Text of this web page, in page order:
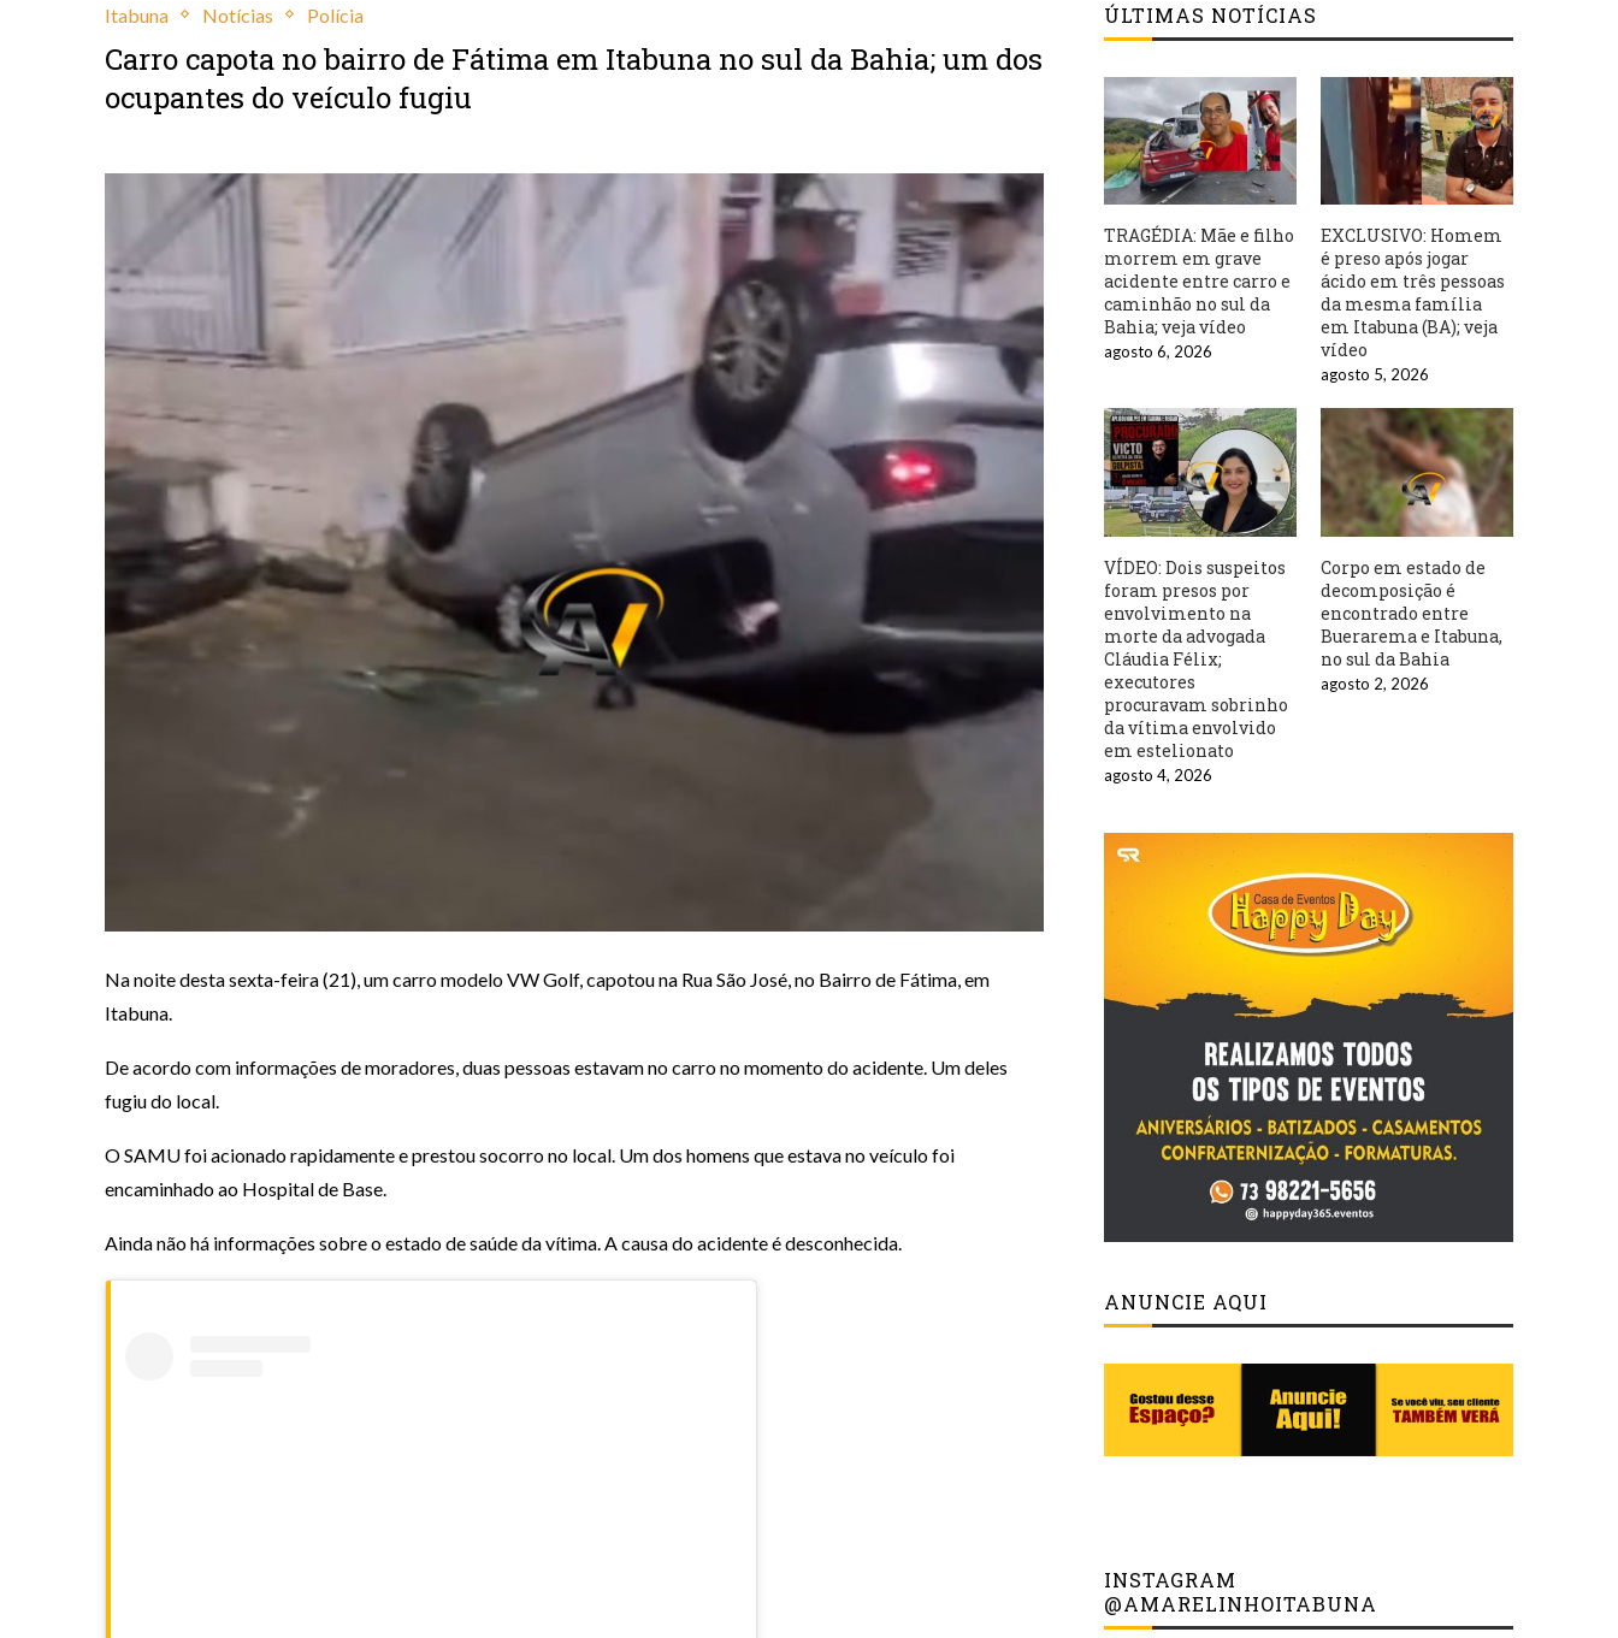
Itabuna Notícias Polícia
Carro capota no bairro de Fátima em Itabuna no sul da Bahia; um dos
ocupantes do veículo fugiu
Na noite desta sexta-feira (21), um carro modelo VW Golf, capotou na Rua São José, no Bairro de Fátima, em
Itabuna.
De acordo com informações de moradores, duas pessoas estavam no carro no momento do acidente. Um deles
fugiu do local.
O SAMU foi acionado rapidamente e prestou socorro no local. Um dos homens que estava no veículo foi
encaminhado ao Hospital de Base.
Ainda não há informações sobre o estado de saúde da vítima. A causa do acidente é desconhecida.
ÚLTIMAS NOTÍCIAS
TRAGÉDIA: Mãe e filho
morrem em grave
acidente entre carro e
caminhão no sul da
Bahia; veja vídeo
agosto 6, 2026
EXCLUSIVO: Homem
é preso após jogar
ácido em três pessoas
da mesma família
em Itabuna (BA); veja
vídeo
agosto 5, 2026
VÍDEO: Dois suspeitos
foram presos por
envolvimento na
morte da advogada
Cláudia Félix;
executores
procuravam sobrinho
da vítima envolvido
em estelionato
agosto 4, 2026
Corpo em estado de
decomposição é
encontrado entre
Buerarema e Itabuna,
no sul da Bahia
agosto 2, 2026
ANUNCIE AQUI
INSTAGRAM
@AMARELINHOITABUNA